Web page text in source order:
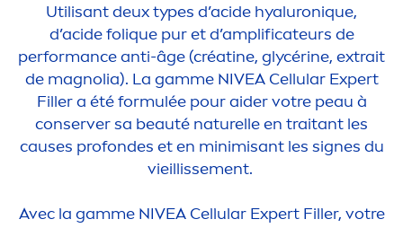
Utilisant deux types d’acide hyaluronique,
d’acide folique pur et d’amplificateurs de
performance anti-âge (créatine, glycérine, extrait
de magnolia). La gamme NIVEA CellularExpert
Fillera été formulée pour aider votre peau à
conserver sa beauté naturelle en traitant les
causes profondes et en minimisant les signes du
vieillissement.
Avec la gamme NIVEA CellularExpert Filler, votre